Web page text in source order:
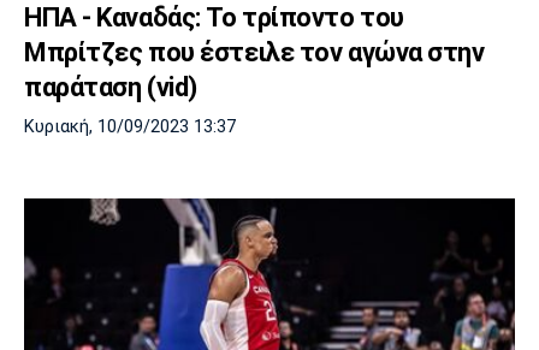
HΠΑ - Καναδάς: Το τρίποντο του
Μπρίτζες που έστειλε τον αγώνα στην
παράταση (vid)
Κυριακή, 10/09/2023 13:37